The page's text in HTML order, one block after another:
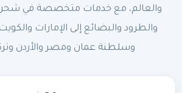
والعالم، مع خدمات متخصصة في شحن
والطرود والبضائع إلى الإمارات
وسلطنة عمان ومصر والأردن